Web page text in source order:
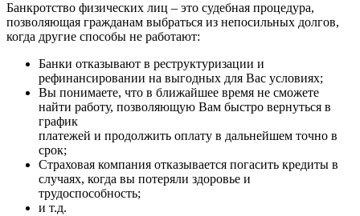
Банкротство физических лиц – это судебная процедура,
позволяющая гражданам выбраться из непосильных долгов,
когда другие способы не работают:
Банки отказывают в реструктуризации и
рефинансировании на выгодных для Вас условиях;
Вы понимаете, что в ближайшее время не сможете
найти работу, позволяющую Вам быстро вернуться в
график
платежей и продолжить оплату в дальнейшем точно в
срок;
Страховая компания отказывается погасить кредиты в
случаях, когда вы потеряли здоровье и
трудоспособность;
и т.д.